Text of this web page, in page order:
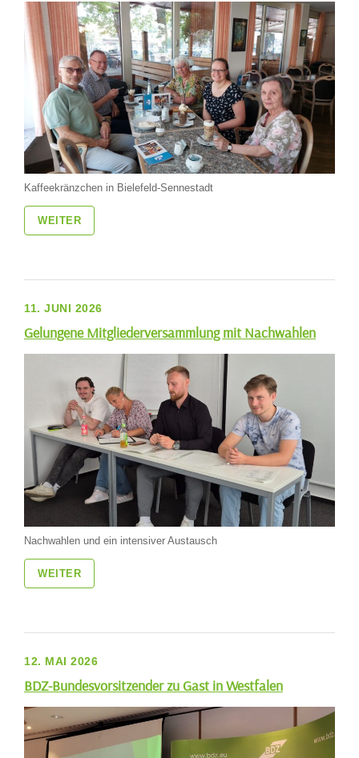
Kaffeekränzchen in Bielefeld-Sennestadt
WEITER
11. JUNI 2026
Gelungene Mitgliederversammlung mit Nachwahlen
Nachwahlen und ein intensiver Austausch
WEITER
12. MAI 2026
BDZ-Bundesvorsitzender zu Gast in Westfalen